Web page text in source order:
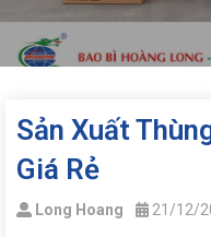
Sản Xuất
Giá Rẻ
Long Hoang 21/12/